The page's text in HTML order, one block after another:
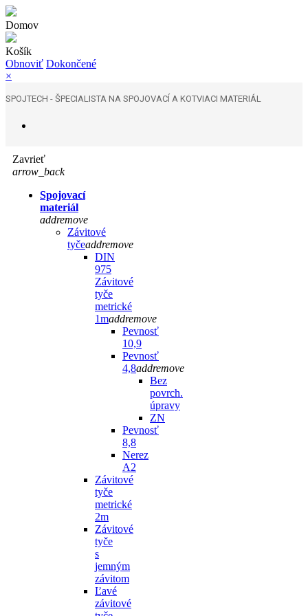
Domov
Košík
Obnoviť Dokončené
×
SPOJTECH - ŠPECIALISTA NA SPOJOVACÍ A KOTVIACI MATERIÁL
Zavrieť
arrow_back
Spojovací
materiál
addremove
Závitové
tyčeaddremove
DIN
975
Závitové
tyče
metrické
1maddremove
Pevnosť
10,9
Pevnosť
4,8addremove
Bez
povrch.
úpravy
ZN
Pevnosť
8,8
Nerez
A2
Závitové
tyče
metrické
2m
Závitové
tyče
s
jemným
závitom
Ľavé
závitové